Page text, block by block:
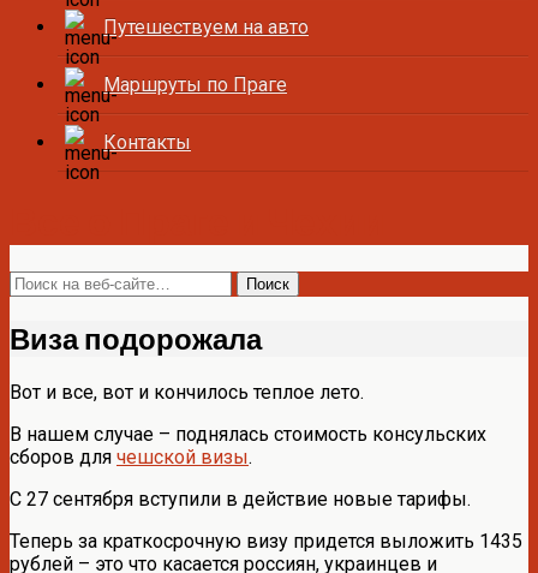
Путешествуем на авто
Маршруты по Праге
Контакты
Виза подорожала
Вот и все, вот и кончилось теплое лето.
В нашем случае – поднялась стоимость консульских
сборов для чешской визы.
С 27 сентября вступили в действие новые тарифы.
Теперь за краткосрочную визу придется выложить 1435
рублей – это что касается россиян, украинцев и